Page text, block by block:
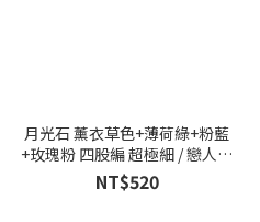
月光石 薰衣草色+薄荷綠+粉藍
+玫瑰粉 四股編 超極細 / 戀人之
石
NT$520